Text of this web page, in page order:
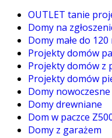
OUTLET tanie
Domy na
Domy małe do 120
Projekty domów
Projekty domów z
Projekty domów
Domy nowoczesne
Domy drewniane
Dom w paczce
Domy z garażem